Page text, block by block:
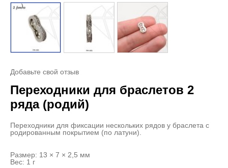
Добавьте свой отзыв
Переходники для браслетов 2
ряда (родий)
Переходники для фиксации нескольких рядов у браслета с
родированным покрытием (по латуни).
Размер: 13 × 7 × 2,5 мм
Вес: 1 г